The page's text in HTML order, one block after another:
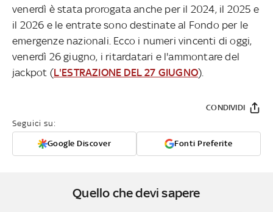
venerdì è stata prorogata anche per il 2024, il 2025 e
il 2026 e le entrate sono destinate al Fondo per le
emergenze nazionali. Ecco i numeri vincenti di oggi,
venerdì 26 giugno, i ritardatari e l'ammontare del
jackpot (L'ESTRAZIONE DEL 27 GIUGNO).
Seguici su:
Google Discover Fonti Preferite
CONDIVIDI
Quello che devi sapere